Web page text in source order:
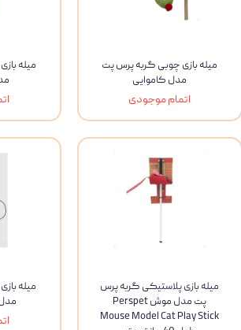
میله بازی چوبی گربه پرس پت
مدل کاموایی
اتمام موجودی
میله
میله بازی پلاستیکی گربه پرس
پت مدل موش Perspet
Mouse Model Cat Play Stick
میله